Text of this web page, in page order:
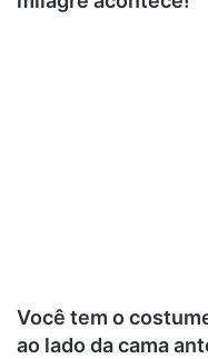
Você tem o
ao lado da cama